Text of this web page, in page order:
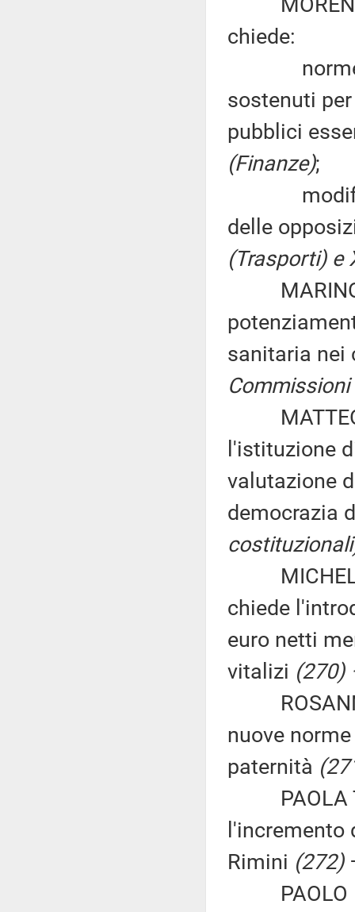
chiede:
norme
sostenuti
pubblici
(Finanze);
modifiche
delle
(Trasporti) e
MARINO
sanitaria nei
MATTEO
l'istituzione
valutazione
democrazia
MICHELE
chiede
euro netti
vitalizi (270)
nuove
paternità
PAOLA
Rimini (272)
PAOLO